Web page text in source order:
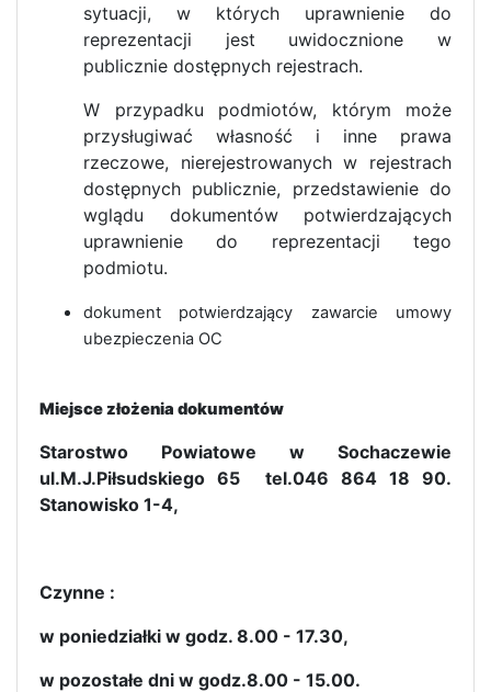
sytuacji, w których uprawnienie do
reprezentacji jest uwidocznione w
publicznie dostępnych rejestrach.
W przypadku podmiotów, którym może
przysługiwać własność i inne prawa
rzeczowe, nierejestrowanych w rejestrach
dostępnych publicznie, przedstawienie do
wglądu dokumentów potwierdzających
uprawnienie do reprezentacji tego
podmiotu.
dokument potwierdzający zawarcie umowy
ubezpieczenia OC
Miejsce złożenia dokumentów
Starostwo Powiatowe w Sochaczewie
ul.M.J.Piłsudskiego 65 tel.046 864 18 90.
Stanowisko 1-4,
Czynne :
w poniedziałki w godz. 8.00 - 17.30,
w pozostałe dni w godz.8.00 - 15.00.